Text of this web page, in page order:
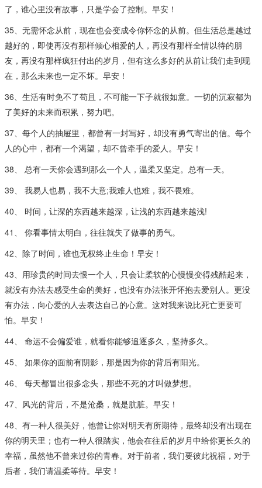
了，谁心里没有故事，只是学会了控制。早安！
35、无需怀念从前，现在也会变成令你怀念的从前。但生活总是越过
越好的，即使再没有那样倾心相爱的人，再没有那样全情以待的朋
友，再没有那样疯狂付出的岁月，但有这么多好的从前让我们走到现
在，那么未来也一定不坏。早安！
36、生活有时免不了苟且，不可能一下子就很如意。一切的沉寂都为
了美好的未来而积累，努力吧。
37、每个人的抽屉里，都曾有一封写好，却没有勇气寄出的信。每个
人的心中，都有一个渴望，却不曾牵手的爱人。早安！
38、 总有一天你会遇到那么一个人，温柔又坚定。总有一天。
39、 我易人也易，我不大意;我难人也难，我不畏难。
40、 时间，让深的东西越来越深，让浅的东西越来越浅!
41、 你看事情太明白，往往就失了做事的勇气。
42、除了时间，谁也无权终止生命！早安！
43、用珍贵的时间去恨一个人，只会让柔软的心慢慢变得残酷起来，
就没有办法去感受生命的美好，也没有办法张开怀抱去爱别人。更没
有办法，向心爱的人去表达自己的心意。这对我来说比死亡更要可
怕。早安！
44、 命运不会偏爱谁，就看你能够追逐多久，坚持多久。
45、 如果你的面前有阴影，那是因为你的背后有阳光。
46、 每天都冒出很多念头，那些不死的才叫做梦想。
47、风光的背后，不是沧桑，就是肮脏。早安！
48、有一种人很美好，他曾让你对明天有所期待，最终却没有出现在
你的明天里；也有一种人很踏实，他会在往后的岁月中给你更长久的
幸福，虽然他不曾来过你的青春。对于前者，我们要彼此祝福，对于
后者，我们请温柔等待。早安！